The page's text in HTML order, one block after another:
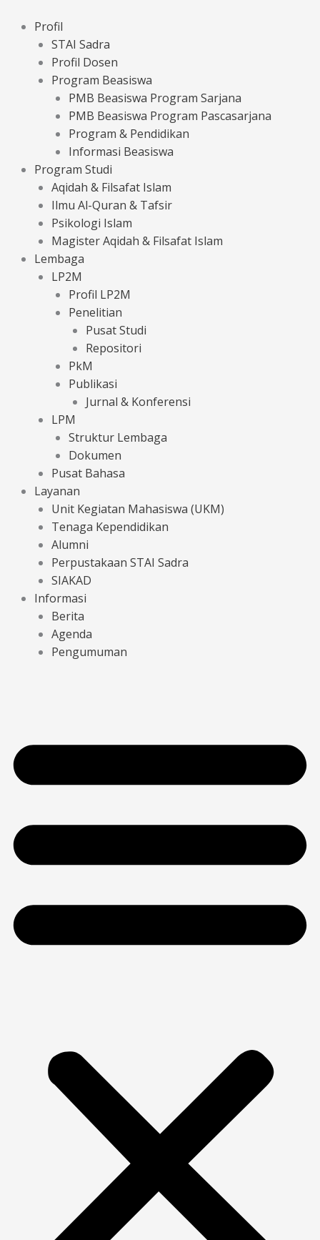
Profil
STAI Sadra
Profil Dosen
Program Beasiswa
PMB Beasiswa Program Sarjana
PMB Beasiswa Program Pascasarjana
Program & Pendidikan
Informasi Beasiswa
Program Studi
Aqidah & Filsafat Islam
Ilmu Al-Quran & Tafsir
Psikologi Islam
Magister Aqidah & Filsafat Islam
Lembaga
LP2M
Profil LP2M
Penelitian
Pusat Studi
Repositori
PkM
Publikasi
Jurnal & Konferensi
LPM
Struktur Lembaga
Dokumen
Pusat Bahasa
Layanan
Unit Kegiatan Mahasiswa (UKM)
Tenaga Kependidikan
Alumni
Perpustakaan STAI Sadra
SIAKAD
Informasi
Berita
Agenda
Pengumuman